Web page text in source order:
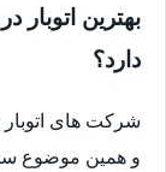
بهترین
دارد؟
شرکت های
و همین موضوع